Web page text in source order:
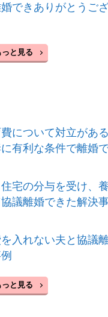
できありがとうご
っと見る
について対立がある
有利な条件で離婚
宅の分与を受け、養
議離婚できた解決
入れない夫と協議
っと見る